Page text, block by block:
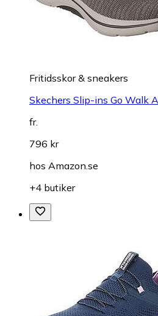
Fritidsskor & sneakers
Skechers Slip-ins Go Walk
fr.
796 kr
hos Amazon.se
+4 butiker